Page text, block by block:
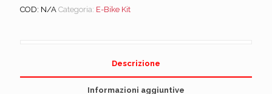
COD: N/A Categoria: E-Bike Kit
Descrizione
Informazioni aggiuntive